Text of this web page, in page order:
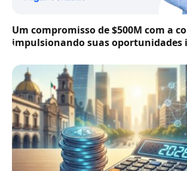
Um compromisso de $500M com a
impulsionando suas